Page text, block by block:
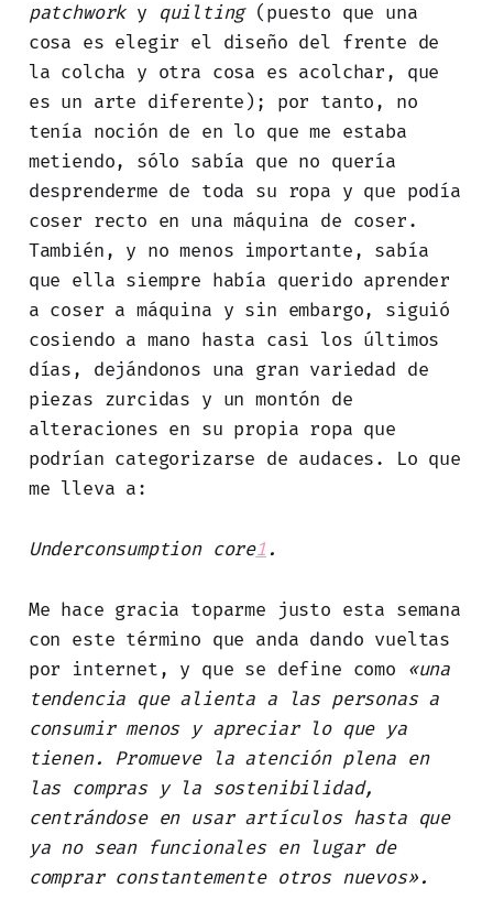
patchworky quilting (puesto que una
cosa es elegir el diseño del frente de
la colcha y otra cosa es acolchar, que
es un arte diferente); por tanto, no
tenía noción de en lo que me estaba
metiendo, sólo sabía que no quería
desprenderme de toda su ropa y que podía
coser recto en una máquina de coser.
También, y no menos importante, sabía
que ella siempre había querido aprender
a coser a máquina y sin embargo, siguió
cosiendo a mano hasta casi los últimos
días, dejándonos una gran variedad de
piezas zurcidas y un montón de
alteraciones en su propia ropa que
podrían categorizarse de audaces. Lo que
me lleva a:
Underconsumption core1 .
Me hace gracia toparme justo esta semana
con este término que anda dando vueltas
por internet, y que se define como
«una
tendencia que alienta a las personas a
consumir menos y apreciar lo que ya
tienen. Promueve la atención plena en
las compras y la sostenibilidad,
centrándose en usar artículos hasta que
ya no sean funcionales en lugar de
comprar constantemente otros nuevos».